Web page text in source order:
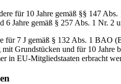
für 10 Jahre gemäß §§ 147
6 Jahre gemäß § 257 Abs. 1 Nr.
7 J gemäß § 132 Abs. 1 BAO
Grundstücken und für 10
in EU-Mitgliedstaaten erbracht